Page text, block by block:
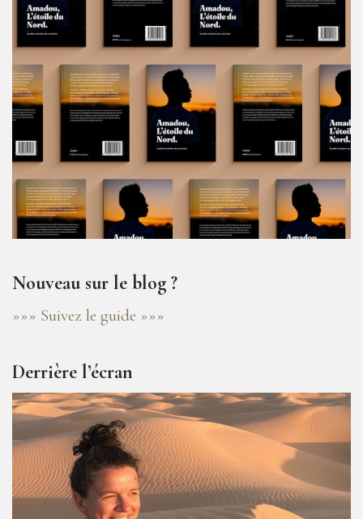
Nouveau sur le blog ?
»»» Suivez le guide »»»
Derrière l’écran